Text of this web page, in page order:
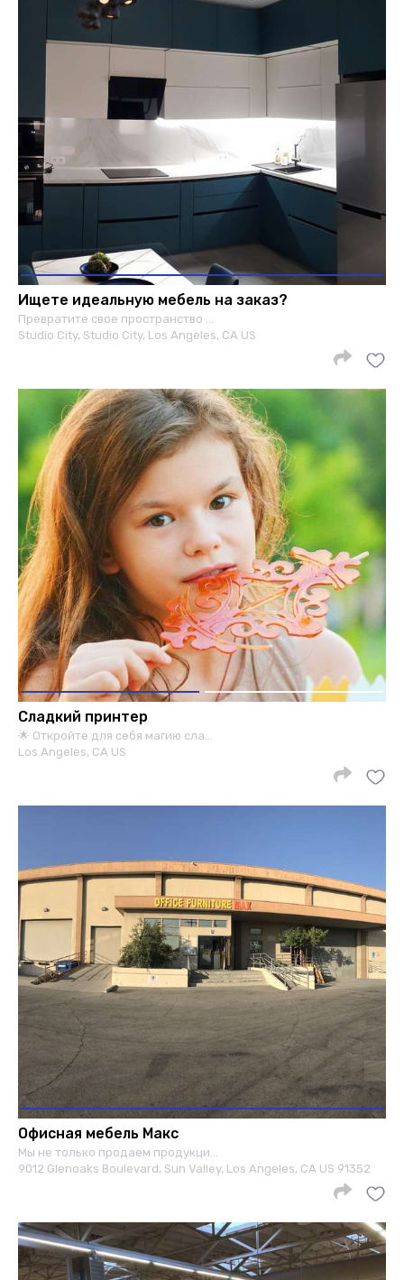
Ищете идеальную мебель на заказ?
Превратите свое пространство …
Studio City, Studio City, Los Angeles, CA US
Сладкий принтер
🌟 Откройте для себя магию сла…
Los Angeles, CA US
Офисная мебель Макс
Мы не только продаем продукци…
9012 Glenoaks Boulevard, Sun Valley, Los Angeles, CA US 91352